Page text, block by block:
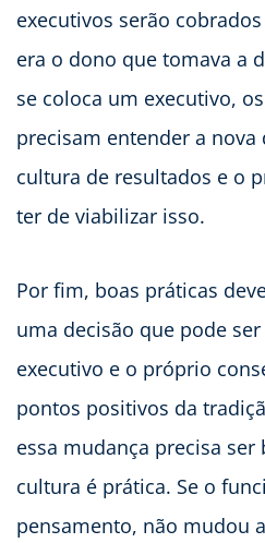
executivos serão
era o dono que tomava a
se coloca um executivo,
precisam entender a nova
cultura de resultados e o
ter de viabilizar isso.
Por fim, boas práticas
uma decisão que pode
executivo e o próprio
pontos positivos da
essa mudança precisa ser
cultura é prática. Se o
pensamento, não mudou